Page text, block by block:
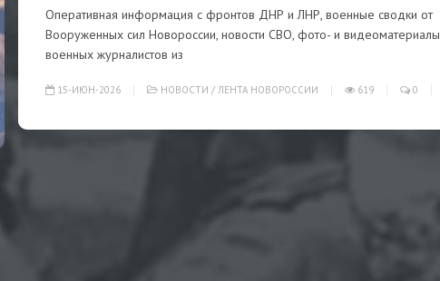
Оперативная информация с фронтов ДНР и ЛНР, военные сводки от
Вооруженных сил Новороссии, новости СВО, фото- и видеоматериалы
военных журналистов из
15-ИЮН-2026 НОВОСТИ / ЛЕНТА НОВОРОССИИ 619 0